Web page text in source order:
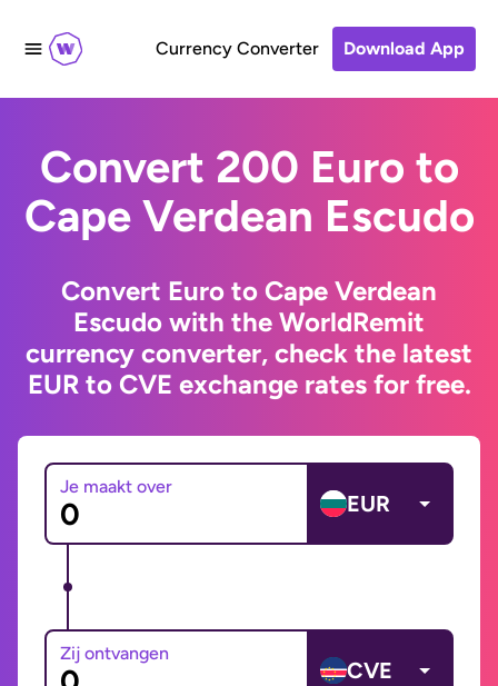
Currency Converter Download App
Convert 200 Euro to
Cape Verdean Escudo
Convert Euro to Cape Verdean
Escudo with the WorldRemit
currency converter, check the latest
EUR to CVE exchange rates for free.
Je maakt over
EUR
Zij ontvangen
CVE